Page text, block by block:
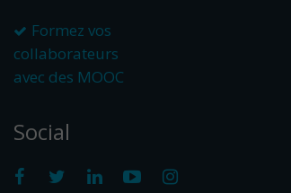
Formez vos
collaborateurs
avec des MOOC
Social